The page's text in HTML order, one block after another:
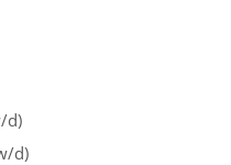
d)
d)